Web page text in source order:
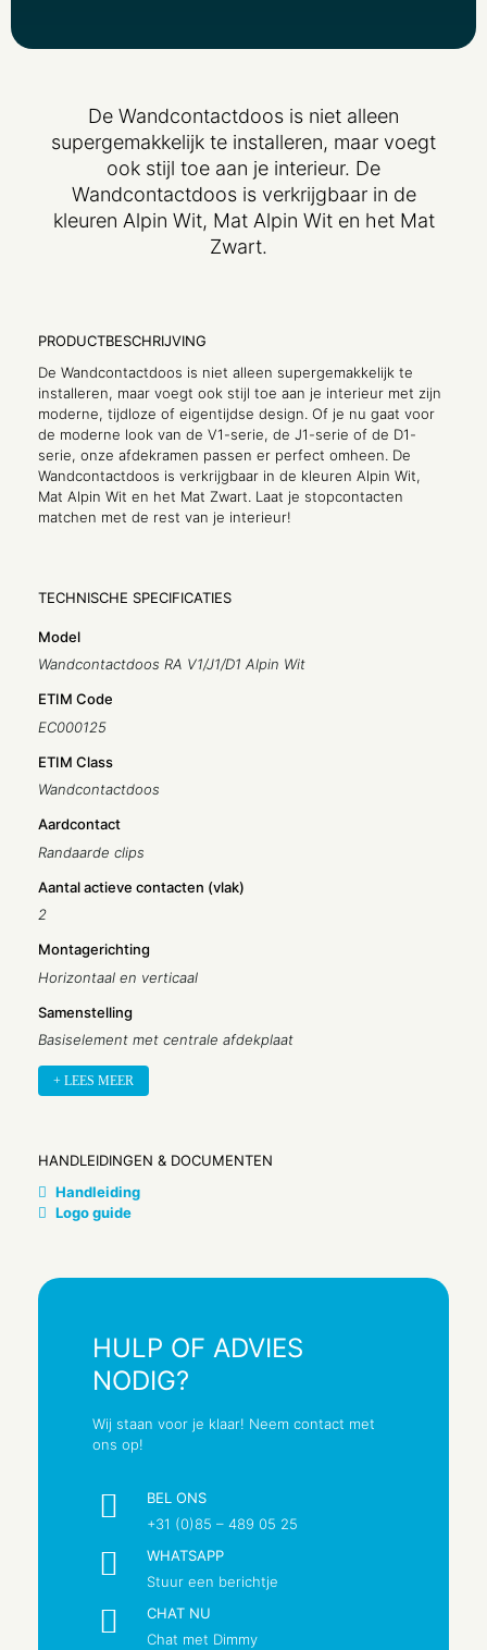
De Wandcontactdoos is niet alleen
supergemakkelijk te installeren, maar voegt
ook stijl toe aan je interieur. De
Wandcontactdoos is verkrijgbaar in de
kleuren Alpin Wit, Mat Alpin Wit en het Mat
Zwart.
PRODUCTBESCHRIJVING
De Wandcontactdoos is niet alleen supergemakkelijk te
installeren, maar voegt ook stijl toe aan je interieur met zijn
moderne, tijdloze of eigentijdse design. Of je nu gaat voor
de moderne look van de V1-serie, de J1-serie of de D1-
serie, onze afdekramen passen er perfect omheen. De
Wandcontactdoos is verkrijgbaar in de kleuren Alpin Wit,
Mat Alpin Wit en het Mat Zwart. Laat je stopcontacten
matchen met de rest van je interieur!
TECHNISCHE SPECIFICATIES
Model
Wandcontactdoos RA V1/J1/D1 Alpin Wit
ETIM Code
EC000125
ETIM Class
Wandcontactdoos
Aardcontact
Randaarde clips
Aantal actieve contacten (vlak)
2
Montagerichting
Horizontaal en verticaal
Samenstelling
Basiselement met centrale afdekplaat
Met signaallamp
Nee
1
Aantal modules (bij modulair systeem)
1
Aansluitwijze
Steekklem
Met klapdeksel
Met verhoogde aanraakbeveiliging
Tekstveld/beschrijvingsvlak
+ LEES MEER
HANDLEIDINGEN & DOCUMENTEN
Handleiding
Logo guide
HULP OF ADVIES
NODIG?
Wij staan voor je klaar! Neem contact met
ons op!
BEL ONS
+31 (0)85 – 489 05 25
WHATSAPP
Stuur een berichtje
CHAT NU
Chat met Dimmy